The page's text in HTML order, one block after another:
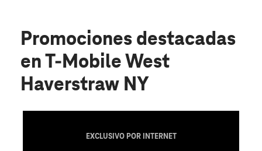
Promociones destacadas
en T-Mobile West
Haverstraw NY
EXCLUSIVO POR INTERNET